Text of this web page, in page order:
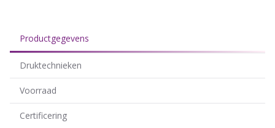
Productgegevens
Druktechnieken
Voorraad
Certificering